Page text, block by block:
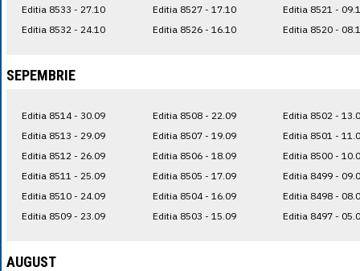
Editia 8533 - 27.10
Editia 8532 - 24.10
Editia 8527 - 17.10
Editia 8526 - 16.10
Editia 8521 -
Editia 8520 -
SEPEMBRIE
Editia 8514 - 30.09
Editia 8513 - 29.09
Editia 8512 - 26.09
Editia 8511 - 25.09
Editia 8510 - 24.09
Editia 8509 - 23.09
Editia 8508 - 22.09
Editia 8507 - 19.09
Editia 8506 - 18.09
Editia 8505 - 17.09
Editia 8504 - 16.09
Editia 8503 - 15.09
Editia 8502 -
Editia 8501 -
Editia 8500 -
Editia 8499 -
Editia 8498 -
Editia 8497 -
AUGUST